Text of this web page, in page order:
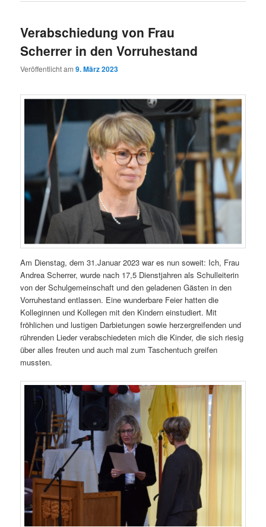
Verabschiedung von Frau
Scherrer in den Vorruhestand
Veröffentlicht am9. März 2023
Am Dienstag, dem 31.Januar 2023 war es nun soweit: Ich, Frau
Andrea Scherrer, wurde nach 17,5 Dienstjahren als Schulleiterin
von der Schulgemeinschaft und den geladenen Gästen in den
Vorruhestand entlassen. Eine wunderbare Feier hatten die
Kolleginnen und Kollegen mit den Kindern einstudiert. Mit
fröhlichen und lustigen Darbietungen sowie herzergreifenden und
rührenden Lieder verabschiedeten mich die Kinder, die sich riesig
über alles freuten und auch mal zum Taschentuch greifen
mussten.